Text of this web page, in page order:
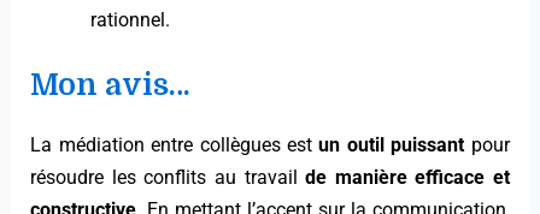
rationnel.
Mon avis…
La médiation entre collègues estun outil puissantpour
résoudre les conflits au travailde manière efficace et
constructive. En mettant l’accent sur la communication,